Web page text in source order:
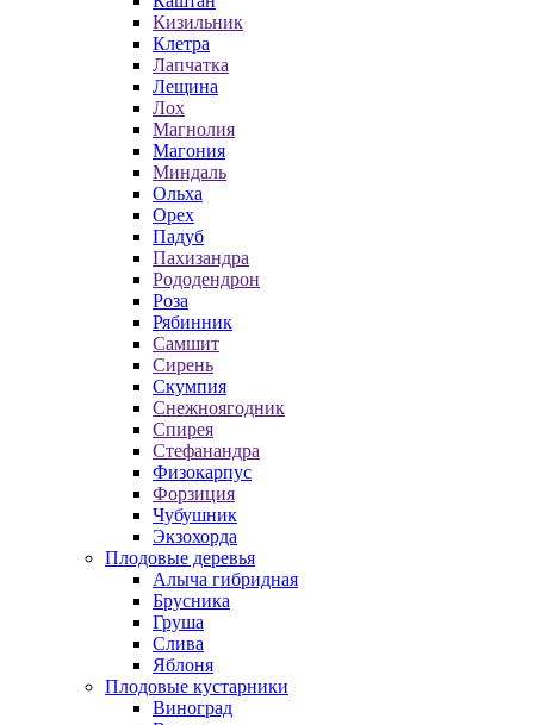
Кизильник
Клетра
Лапчатка
Лещина
Лох
Магнолия
Магония
Миндаль
Ольха
Орех
Падуб
Пахизандра
Рододендрон
Роза
Рябинник
Самшит
Сирень
Скумпия
Снежноягодник
Спирея
Стефанандра
Физокарпус
Форзиция
Чубушник
Экзохорда
Плодовые деревья
Алыча гибридная
Брусника
Груша
Слива
Яблоня
Плодовые кустарники
Виноград